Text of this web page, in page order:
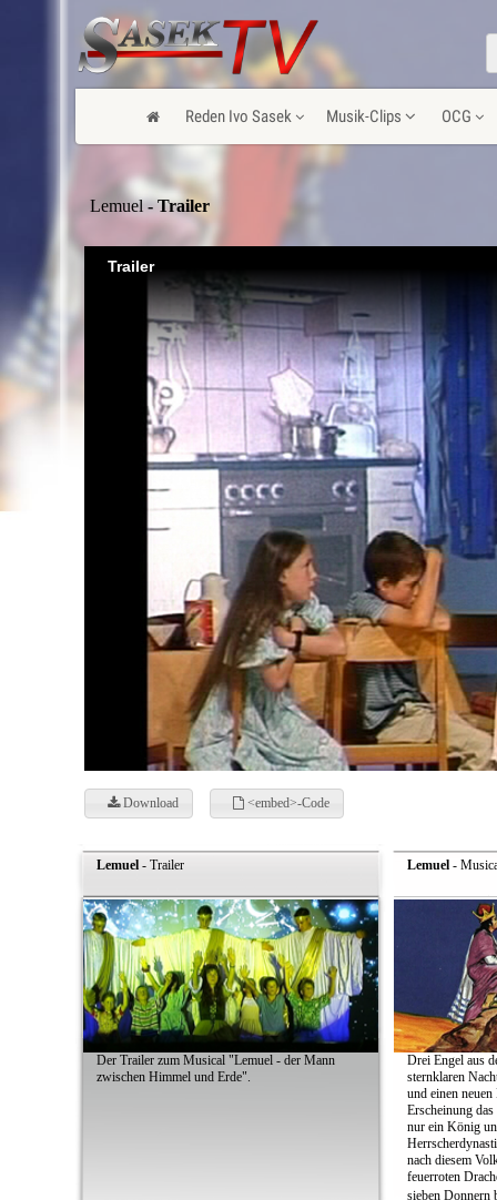
Reden Ivo Sasek Musik-Clips OCG
Lemuel- Trailer
Trailer
Download <embed>-Code
Lemuel- Trailer
Der Trailer zum Musical "Lemuel - der Mann
zwischen Himmel und Erde".
Lemuel-
Drei Engel aus
sternklaren
und einen
Erscheinung
nur ein König
nach diesem
feuerroten
sieben Donnern